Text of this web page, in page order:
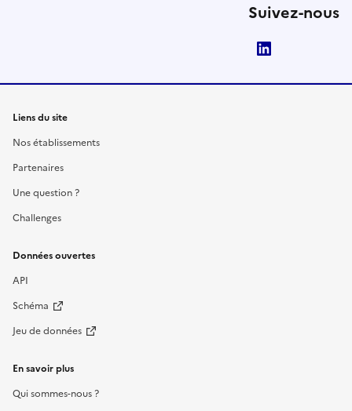
Suivez-nous
Liens du site
Nos établissements
Partenaires
Une question ?
Challenges
Données ouvertes
API
Schéma
Jeu de données
En savoir plus
Qui sommes-nous ?